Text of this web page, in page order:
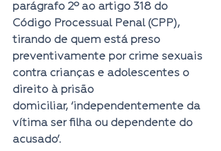
parágrafo 2º ao artigo 318 do
Código Processual Penal (CPP),
tirando de quem está preso
preventivamente por crime sexuais
contra crianças e adolescentes o
direito à prisão
domiciliar, ‘independentemente da
vítima ser filha ou dependente do
acusado’.